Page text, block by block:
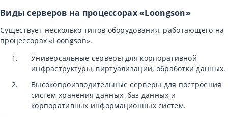
Виды серверов на процессорах «Loongson»
Существует несколько типов оборудования, работающего на
процессорах «Loongson».
Универсальные серверы для корпоративной
инфраструктуры, виртуализации, обработки данных.
Высокопроизводительные серверы для построения
систем хранения данных, баз данных и
корпоративных информационных систем.